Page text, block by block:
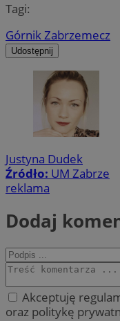
Tagi:
Górnik Zabrzemecz
Udostępnij
Justyna Dudek
Źródło: UM Zabrze
reklama
Dodaj
Akceptuję
oraz politykę